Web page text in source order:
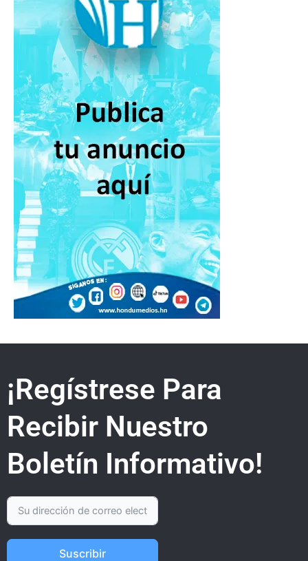
¡Regístrese Para
Recibir Nuestro
Boletín Informativo!
Suscribir